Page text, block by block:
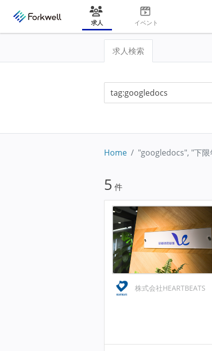
求人 イベント
求人検索
Home "googledocs", "下
5 件
株式会社HEARTBEATS